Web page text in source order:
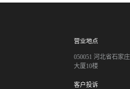
营业地点
050051 河北省石家
大厦10楼
客户投诉